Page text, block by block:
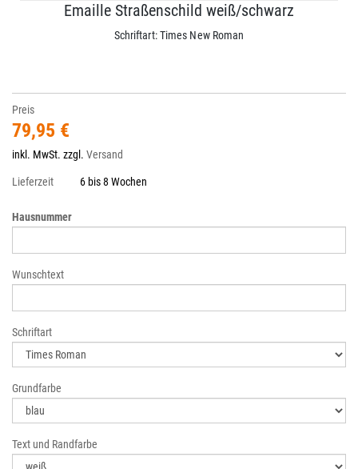
Emaille Straßenschild weiß/schwarz
Schriftart: Times New Roman
Preis
79,95 €
inkl. MwSt. zzgl. Versand
Lieferzeit 6 bis 8 Wochen
Hausnummer
Wunschtext
Schriftart
Grundfarbe
Text und Randfarbe